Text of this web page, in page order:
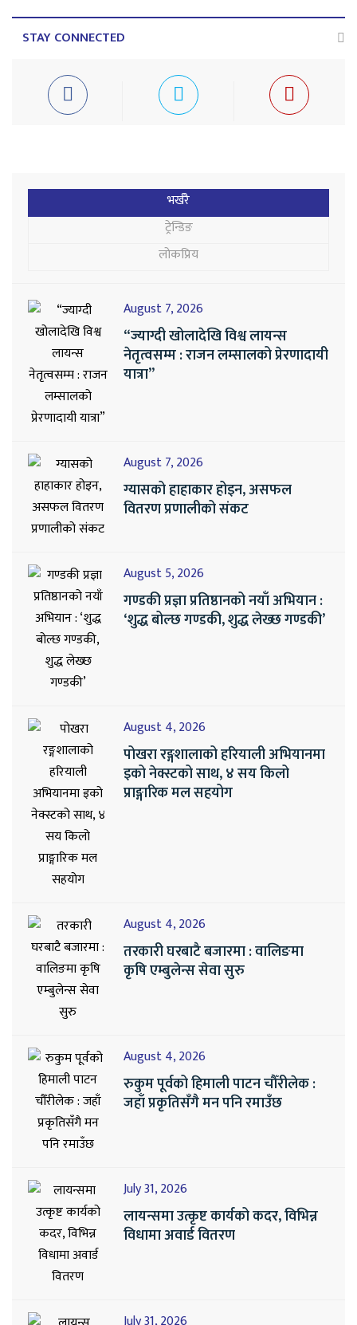
STAY CONNECTED
भर्खरै
ट्रेन्डिङ
लोकप्रिय
August 7, 2026
“ज्याग्दी खोलादेखि विश्व लायन्स
नेतृत्वसम्म : राजन लम्सालको प्रेरणादायी
यात्रा”
August 7, 2026
ग्यासको हाहाकार होइन, असफल
वितरण प्रणालीको संकट
August 5, 2026
गण्डकी प्रज्ञा प्रतिष्ठानको नयाँ अभियान :
‘शुद्ध बोल्छ गण्डकी, शुद्ध लेख्छ गण्डकी’
August 4, 2026
पोखरा रङ्गशालाको हरियाली अभियानमा
इको नेक्स्टको साथ, ४ सय किलो
प्राङ्गारिक मल सहयोग
August 4, 2026
तरकारी घरबाटै बजारमा : वालिङमा
कृषि एम्बुलेन्स सेवा सुरु
August 4, 2026
रुकुम पूर्वको हिमाली पाटन चौँरीलेक :
जहाँ प्रकृतिसँगै मन पनि रमाउँछ
July 31, 2026
लायन्समा उत्कृष्ट कार्यको कदर, विभिन्न
विधामा अवार्ड वितरण